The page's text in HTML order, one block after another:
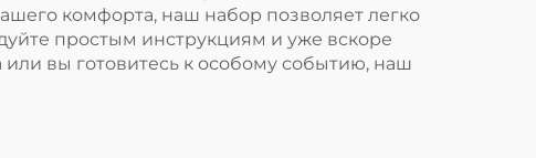
зубы
комфорта, наш набор позволяет легко
простым инструкциям и уже вскоре
вы готовитесь к особому событию, наш